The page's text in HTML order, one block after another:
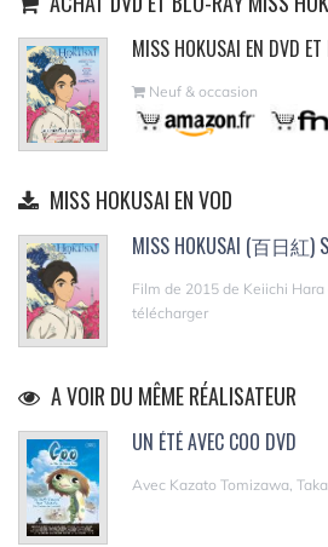
MISS HOKUSAI EN DVD
Neuf & occasion
MISS HOKUSAI EN VOD
MISS HOKUSAI (百日紅)
Film de 2015 de Keiichi
télécharger
A VOIR DU MÊME RÉALISATEUR
UN ÉTÉ AVEC COO DVD
Avec Kazato Tomizawa,